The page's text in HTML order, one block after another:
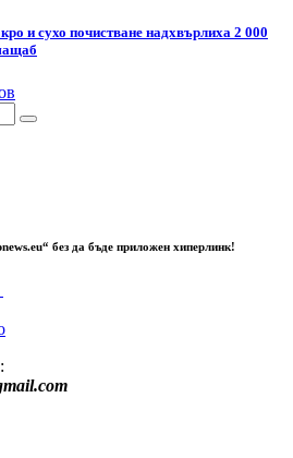
и сухо почистване надхвърлиха 2 000
без да бъде приложен хиперлинк!